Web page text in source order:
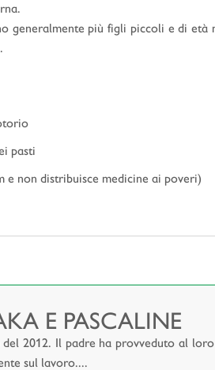
generalmente più figli piccoli e di
pasti
e non distribuisce medicine ai poveri)
E PASCALINE
2012. Il padre ha provveduto al
sul lavoro....